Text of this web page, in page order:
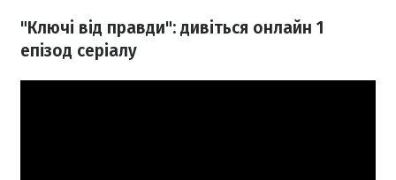
"Ключі від правди": дивіться онлайн 1
епізод серіалу